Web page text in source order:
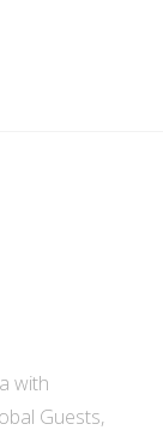
with
Guests,